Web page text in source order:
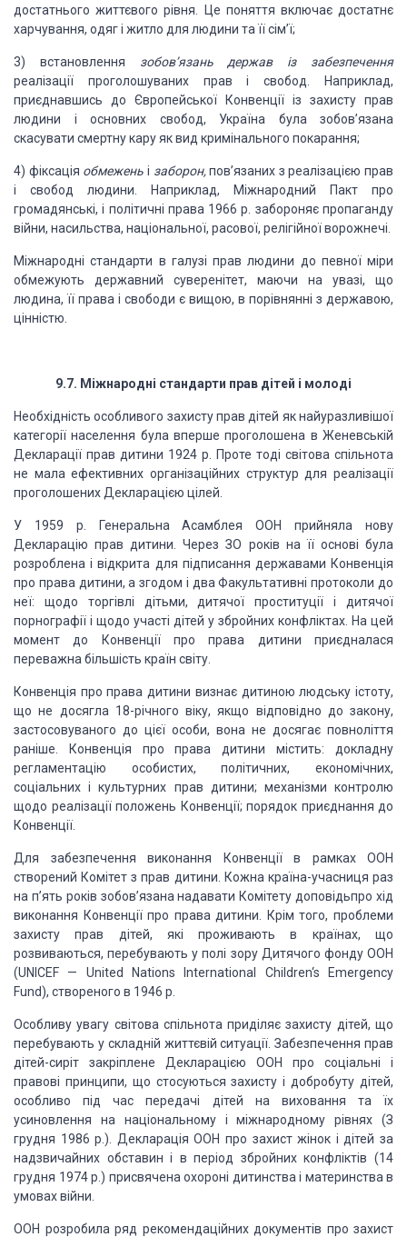
достатнього життєвого рівня. Це поняття включає достатнє
харчування, одяг і житло для людини та її сім’ї;
3) встановлення зобов’язань держав із забезпечення
реалізації проголошуваних прав і свобод. Наприклад,
приєднавшись до Європейської Конвенції із захисту прав
людини і основних свобод, Україна була зобов’язана
скасувати смертну кару яквид кримінального покарання;
4) фіксація обмежень і заборон,пов’язаних з реаліза­цією прав
і свобод людини. Наприклад, Міжнародний Пакт про
громадянські, і політичні права 1966р. забороняєпропаганду
війни, насильства, національної, расової, релі­гійної ворожнечі.
Міжнародні стандарти в галузі прав людини до певної міри
обмежують державний суверенітет, маючи на увазі, що
людина, її права і свободи є вищою, в порівнянні з державою,
цінністю.
9.7. Міжнародні стандарти прав дітей і молоді
Необхідність особливого захисту прав дітей як найуразливішої
категорії населення була вперше проголошена в Женевській
Декларації прав дитини 1924 р. Проте тоді світова спільнота
не мала ефективних організаційних струк­тур для реалізації
проголошених Декларацією цілей.
У 1959 р. Генеральна АсамблеяООНприйняла нову
Декларацію прав дитини. Через ЗО років на її основі була
розроблена і відкрита для підписання державами Конвенція
про права дитини, а згодом і два Факультативні протоколи до
неї: щодо торгівлі дітьми, дитячої проституції і дитячої
порнографії і щодо участі дітей у збройних конфліктах. На цей
момент до Конвенції про права дитини приєдналася
переважна більшість країн світу.
Конвенція про права дитини визнає дитиною людськуістоту,
що не досягла 18-річного віку, якщо відповідно до закону,
застосовуваного до цієї особи, вона не досягає повно­ліття
раніше. Конвенція про права дитини містить: доклад­ну
регламентацію особистих, політичних, економічних,
соціальних і культурних прав дитини; механізми контролю
щодо реалізації положень Конвенції; порядок приєднання до
Конвенції.
Для забезпечення виконання Конвенції в рамках ООН
створений Комітет з прав дитини.
Кожна країна-учасниця раз
на п’ять років зобов’язана надавати Комітету доповідьпро хід
виконання Конвенції про права дитини.
Крім того,проблеми
захисту прав дітей, які проживають в країнах,що
розвиваються, перебувають у полі зору Дитячого фонду ООН
(UNICEF — United Nations International Children‘s
Emergency
Fund), створеного в 1946 p
Особливу увагу світова спільнота приділяє захисту дітей,що
перебувають у складній життєвій ситуації. Забезпечен­ня прав
дітей-сиріт закріплене Декларацією ООН про со­ціальні і
правові принципи, що стосуються захисту і добро­буту дітей,
особливо під час передачі дітей на виховання та їх
усиновлення на національному і міжнародному рівнях(З
грудня 1986p .). ДеклараціяООН про захист жінок і дітейза
надзвичайних обставин і в період збройних конфліктів (14
грудня 1974р.) присвячена охороні дитинства і мате­ринства в
умовах війни.
ООН розробила ряд рекомендаційних документів про захист